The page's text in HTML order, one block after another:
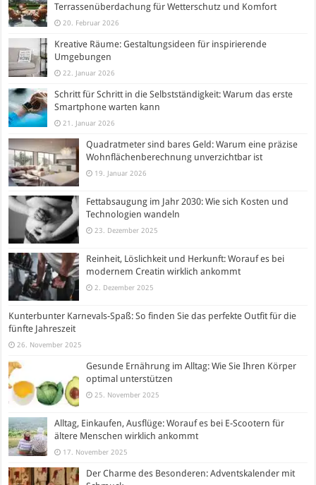
Terrassenüberdachung für Wetterschutz und Komfort
20. Februar 2026
Kreative Räume: Gestaltungsideen für inspirierende
Umgebungen
22. Januar 2026
Schritt für Schritt in die Selbstständigkeit: Warum das erste
Smartphone warten kann
21. Januar 2026
Quadratmeter sind bares Geld: Warum eine präzise
Wohnflächenberechnung unverzichtbar ist
19. Januar 2026
Fettabsaugung im Jahr 2030: Wie sich Kosten und
Technologien wandeln
23. Dezember 2025
Reinheit, Löslichkeit und Herkunft: Worauf es bei
modernem Creatin wirklich ankommt
2. Dezember 2025
Kunterbunter Karnevals-Spaß: So finden Sie das perfekte Outfit für die
fünfte Jahreszeit
26. November 2025
Gesunde Ernährung im Alltag: Wie Sie Ihren Körper
optimal unterstützen
25. November 2025
Alltag, Einkaufen, Ausflüge: Worauf es bei E-Scootern für
ältere Menschen wirklich ankommt
17. November 2025
Der Charme des Besonderen: Adventskalender mit